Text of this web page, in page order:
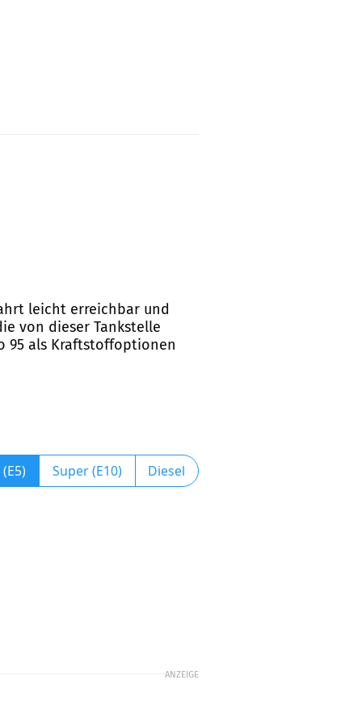
leicht erreichbar und
von dieser Tankstelle
95 als Kraftstoffoptionen
Super (E10) Diesel
ANZEIGE